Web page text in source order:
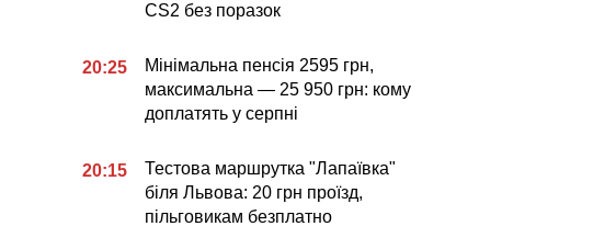
CS2 без поразок
20:25
Мінімальна пенсія 2595 грн,
максимальна — 25 950 грн: кому
доплатять у серпні
20:15
Тестова маршрутка "Лапаївка"
біля Львова: 20 грн проїзд,
пільговикам безплатно